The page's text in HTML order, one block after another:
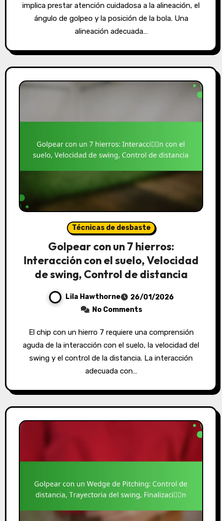
implica prestar atención cuidadosa a la alineación, el
ángulo de golpeo y la posición de la bola. Una
alineación adecuada…
Técnicas de desbaste
Golpear con un 7 hierros:
Interacción con el suelo, Velocidad
de swing, Control de distancia
Lila Hawthorne
26/01/2026
No Comments
El chip con un hierro 7 requiere una comprensión
aguda de la interacción con el suelo, la velocidad del
swing y el control de la distancia. La interacción
adecuada con…